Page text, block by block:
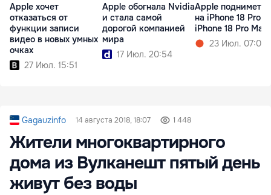
Apple хочет
отказаться от
функции записи
видео в новых умных
очках
27 Июл. 15:51
Apple обогнала Nvidia
и стала самой
дорогой компанией
мира
17 Июл. 20:54
Apple поднимет
на iPhone 18 Pro и
iPhone 18 Pro Max
23 Июл. 07:00
Gagauzinfo 14 августа 2018, 18:07 1 448
Жители многоквартирного
дома из Вулканешт пятый день
живут без воды